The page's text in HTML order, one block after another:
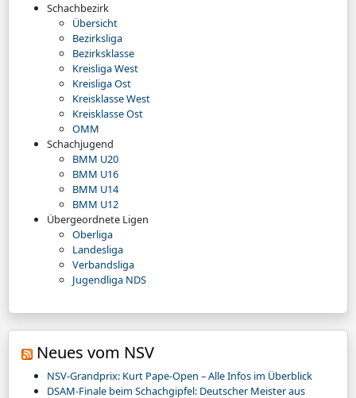
Schachbezirk
Übersicht
Bezirksliga
Bezirksklasse
Kreisliga West
Kreisliga Ost
Kreisklasse West
Kreisklasse Ost
OMM
Schachjugend
BMM U20
BMM U16
BMM U14
BMM U12
Übergeordnete Ligen
Oberliga
Landesliga
Verbandsliga
Jugendliga NDS
Neues vom NSV
NSV-Grandprix: Kurt Pape-Open – Alle Infos im Überblick
DSAM-Finale beim Schachgipfel: Deutscher Meister aus